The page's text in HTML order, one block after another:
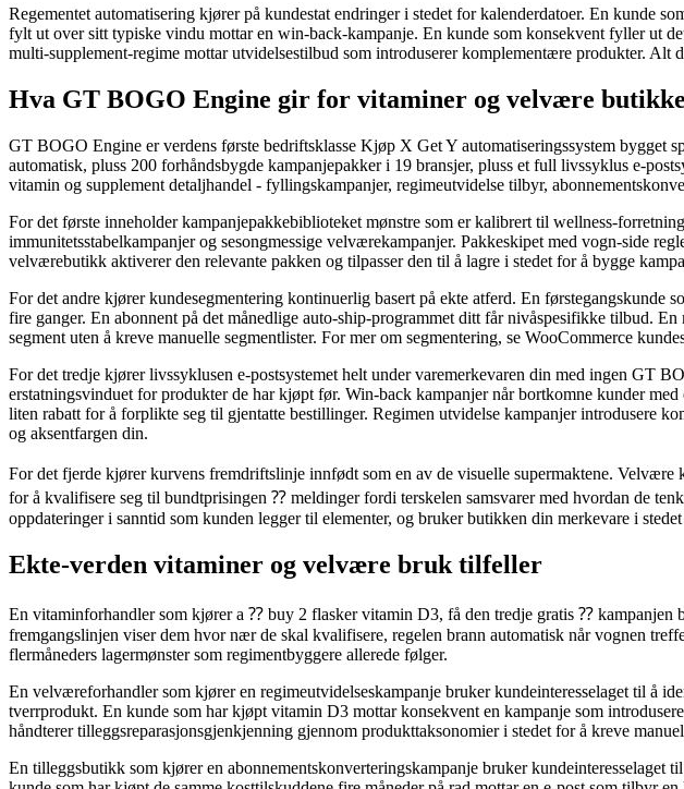
Regementet automatisering kjører på kundestat endringer i stedet for kalenderdatoer. En kunde
fylt ut over sitt typiske vindu mottar en win-back-kampanje. En kunde som konsekvent fyller ut
multi-supplement-regime mottar utvidelsestilbud som introduserer komplementære produkter.
Hva GT BOGO Engine gir for vitaminer og velvære
GT BOGO Engine er verdens første bedriftsklasse Kjøp X Get Y automatiseringssystem bygget
automatisk, pluss 200 forhåndsbygde kampanjepakker i 19 bransjer, pluss et full livssyklus e-
vitamin og supplement detaljhandel - fyllingskampanjer, regimeutvidelse tilbyr,
For det første inneholder kampanjepakkebiblioteket mønstre som er kalibrert til wellness-
immunitetsstabelkampanjer og sesongmessige velværekampanjer. Pakkeskipet med vogn-side
velværebutikk aktiverer den relevante pakken og tilpasser den til å lagre i stedet for å bygge
For det andre kjører kundesegmentering kontinuerlig basert på ekte atferd. En
fire ganger. En abonnent på det månedlige auto-ship-programmet ditt får nivåspesifikke tilbud.
segment uten å kreve manuelle segmentlister. For mer om segmentering, se WooCommerce
For det tredje kjører livssyklusen e-postsystemet helt under varemerkevaren din med ingen GT
erstatningsvinduet for produkter de har kjøpt før. Win-back kampanjer når bortkomne kunder
liten rabatt for å forplikte seg til gjentatte bestillinger. Regimen utvidelse kampanjer introdusere
og aksentfargen din.
For det fjerde kjører kurvens fremdriftslinje innfødt som en av de visuelle supermaktene.
for å kvalifisere seg til bundtprisingen ⁇ meldinger fordi terskelen samsvarer med hvordan de
oppdateringer i sanntid som kunden legger til elementer, og bruker butikken din merkevare i
Ekte-verden vitaminer og velvære bruk tilfeller
En vitaminforhandler som kjører a ⁇ buy 2 flasker vitamin D3, få den tredje gratis ⁇
fremgangslinjen viser dem hvor nær de skal kvalifisere, regelen brann automatisk når vognen
flermåneders lagermønster som regimentbyggere allerede følger.
En velværeforhandler som kjører en regimeutvidelseskampanje bruker kundeinteresselaget til å
tverrprodukt. En kunde som har kjøpt vitamin D3 mottar konsekvent en kampanje som
håndterer tilleggsreparasjonsgjenkjenning gjennom produkttaksonomier i stedet for å kreve
En tilleggsbutikk som kjører en abonnementskonverteringskampanje bruker